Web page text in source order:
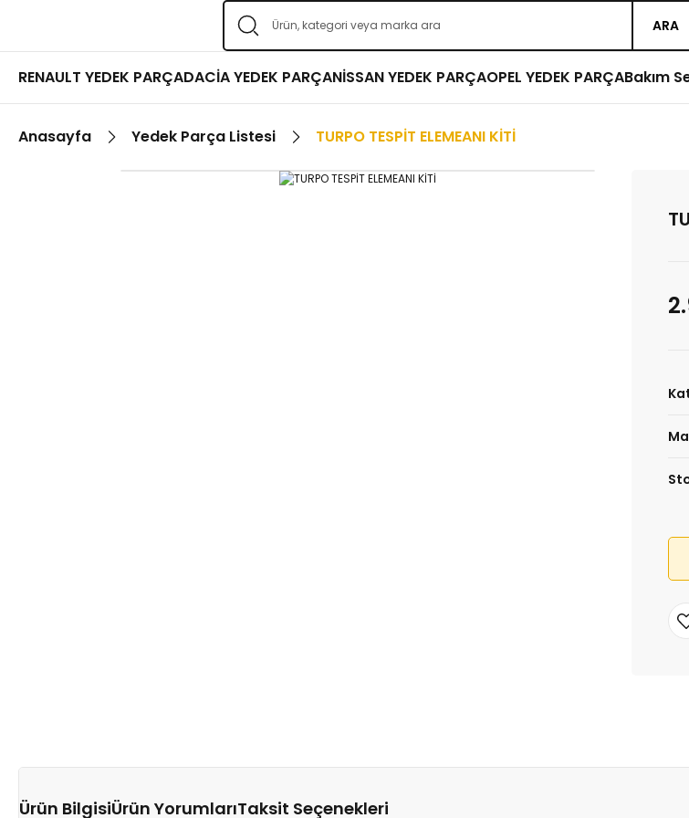
ARA
RENAULT YEDEK PARÇADACİA YEDEK PARÇANİSSAN YEDEK PARÇAOPEL YEDEK PARÇABakım
Anasayfa Yedek Parça Listesi TURPO TESPİT ELEMEANI KİTİ
Ürün BilgisiÜrün YorumlarıTaksit Seçenekleri